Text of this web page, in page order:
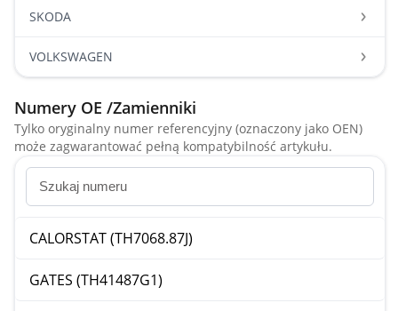
SKODA
VOLKSWAGEN
Numery OE /Zamienniki
Tylko oryginalny numer referencyjny (oznaczony jako OEN)
może zagwarantować pełną kompatybilność artykułu.
CALORSTAT (TH7068.87J)
GATES (TH41487G1)